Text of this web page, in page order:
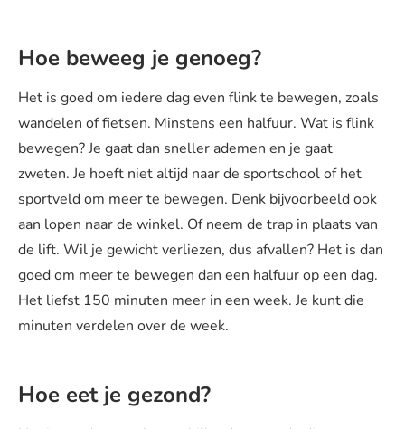
Hoe beweeg je genoeg?
Het is goed om iedere dag even flink te bewegen, zoals
wandelen of fietsen. Minstens een halfuur. Wat is flink
bewegen? Je gaat dan sneller ademen en je gaat
zweten. Je hoeft niet altijd naar de sportschool of het
sportveld om meer te bewegen. Denk bijvoorbeeld ook
aan lopen naar de winkel. Of neem de trap in plaats van
de lift. Wil je gewicht verliezen, dus afvallen? Het is dan
goed om meer te bewegen dan een halfuur op een dag.
Het liefst 150 minuten meer in een week. Je kunt die
minuten verdelen over de week.
Hoe eet je gezond?